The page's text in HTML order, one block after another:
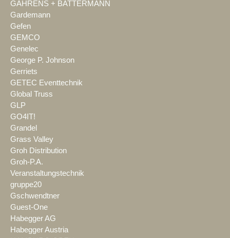
GAHRENS + BATTERMANN
Gardemann
Gefen
GEMCO
Genelec
George P. Johnson
Gerriets
GETEC Eventtechnik
Global Truss
GLP
GO4IT!
Grandel
Grass Valley
Groh Distribution
Groh-P.A.
Veranstaltungstechnik
gruppe20
Gschwendtner
Guest-One
Habegger AG
Habegger Austria